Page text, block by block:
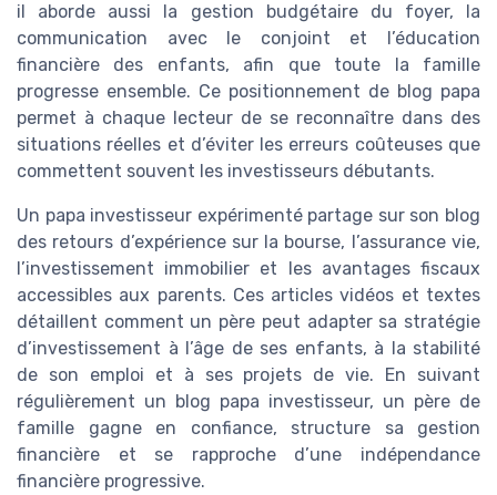
il aborde aussi la gestion budgétaire du foyer, la
communication avec le conjoint et l’éducation
financière des enfants, afin que toute la famille
progresse ensemble. Ce positionnement de blog papa
permet à chaque lecteur de se reconnaître dans des
situations réelles et d’éviter les erreurs coûteuses que
commettent souvent les investisseurs débutants.
Un papa investisseur expérimenté partage sur son blog
des retours d’expérience sur la bourse, l’assurance vie,
l’investissement immobilier et les avantages fiscaux
accessibles aux parents. Ces articles vidéos et textes
détaillent comment un père peut adapter sa stratégie
d’investissement à l’âge de ses enfants, à la stabilité
de son emploi et à ses projets de vie. En suivant
régulièrement un blog papa investisseur, un père de
famille gagne en confiance, structure sa gestion
financière et se rapproche d’une indépendance
financière progressive.